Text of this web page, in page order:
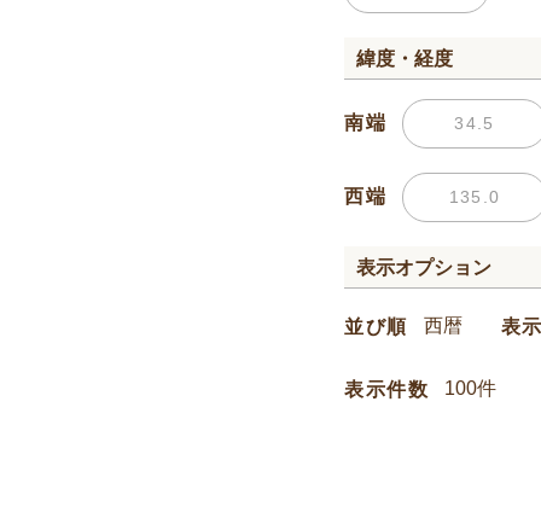
緯度・経度
南端
西端
表示オプション
並び順 表
表示件数